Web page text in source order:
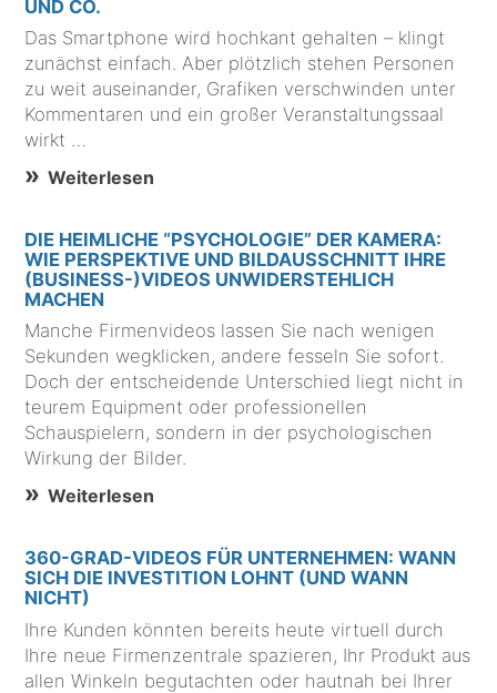
UND CO.
Das Smartphone wird hochkant gehalten – klingt
zunächst einfach. Aber plötzlich stehen Personen
zu weit auseinander, Grafiken verschwinden unter
Kommentaren und ein großer Veranstaltungssaal
wirkt …
Weiterlesen
DIE HEIMLICHE “PSYCHOLOGIE” DER KAMERA:
WIE PERSPEKTIVE UND BILDAUSSCHNITT IHRE
(BUSINESS-)VIDEOS UNWIDERSTEHLICH
MACHEN
Manche Firmenvideos lassen Sie nach wenigen
Sekunden wegklicken, andere fesseln Sie sofort.
Doch der entscheidende Unterschied liegt nicht in
teurem Equipment oder professionellen
Schauspielern, sondern in der psychologischen
Wirkung der Bilder.
Weiterlesen
360-GRAD-VIDEOS FÜR UNTERNEHMEN: WANN
SICH DIE INVESTITION LOHNT (UND WANN
NICHT)
Ihre Kunden könnten bereits heute virtuell durch
Ihre neue Firmenzentrale spazieren, Ihr Produkt aus
allen Winkeln begutachten oder hautnah bei Ihrer